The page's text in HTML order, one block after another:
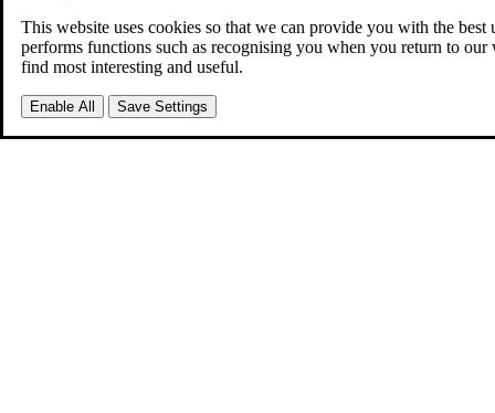
This website uses cookies so that we can provide you with the
performs functions such as recognising you when you return to
find most interesting and useful.
Enable All Save Settings